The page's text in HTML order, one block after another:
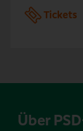
Tickets
Über